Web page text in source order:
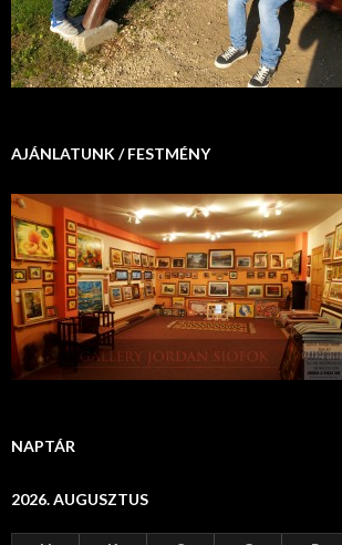
AJÁNLATUNK / FESTMÉNY
NAPTÁR
2026. AUGUSZTUS